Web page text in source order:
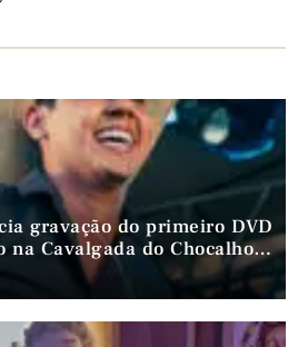
gravação do primeiro DVD
na Cavalgada do Chocalho